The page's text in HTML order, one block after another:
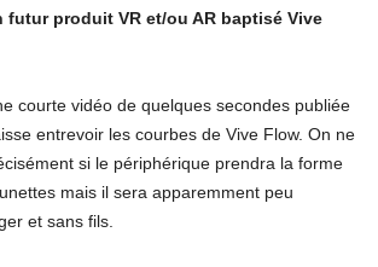
produit VR et/ou AR baptisé Vive
courte vidéo de quelques secondes publiée
entrevoir les courbes de Vive Flow. On ne
si le périphérique prendra la forme
mais il sera apparemment peu
et sans fils.